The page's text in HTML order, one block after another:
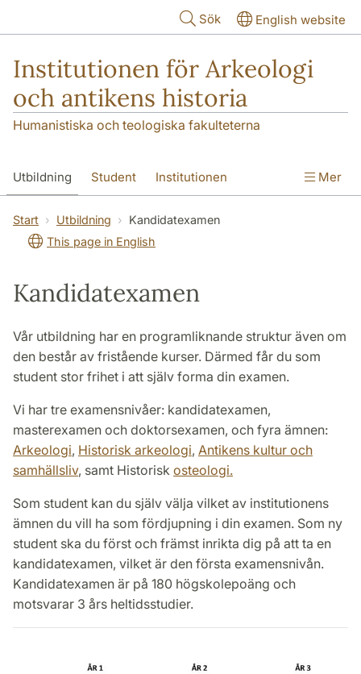
Sök English website
Institutionen för Arkeologi
och antikens historia
Humanistiska och teologiska fakulteterna
Utbildning Student Institutionen
Forskning Kontakt
Mer
Start Utbildning
Kandidatexamen
This page in English
Kandidatexamen
Vår utbildning har en programliknande struktur även om
den består av fristående kurser. Därmed får du som
student stor frihet i att själv forma din examen.
Vi har tre examensnivåer: kandidatexamen,
masterexamen och doktorsexamen, och fyra ämnen:
Arkeologi, Historisk arkeologi, Antikens kultur och
samhällsliv, samt Historisk osteologi.
Som student kan du själv välja vilket av institutionens
ämnen du vill ha som fördjupning i din examen. Som ny
student ska du först och främst inrikta dig på att ta en
kandidatexamen, vilket är den första examensnivån.
Kandidatexamen är på 180 högskolepoäng och
motsvarar 3 års heltidsstudier.